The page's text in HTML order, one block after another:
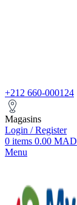
+212 660-000124
Magasins
Login / Register
0 items 0.00 MAD
Menu